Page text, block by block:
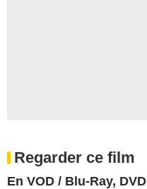
Regarder ce film
En VOD / Blu-Ray, DVD